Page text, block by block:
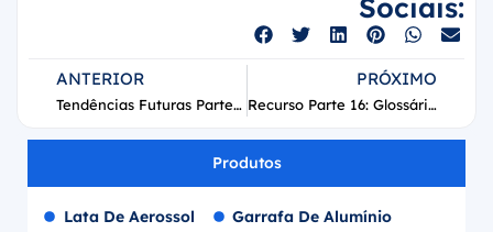
Sociais:
ANTERIOR
Tendências Futuras Parte 14: Inovações em Tecnologia de Válvulas de Aerossol e Sustentabilidade
PRÓXIMO
Recurso Parte 16: Glossário de Termos Essenciais de Válvulas de Aerossol e Recursos da Indústria
Produtos
Lata De Aerossol
Garrafa De Alumínio